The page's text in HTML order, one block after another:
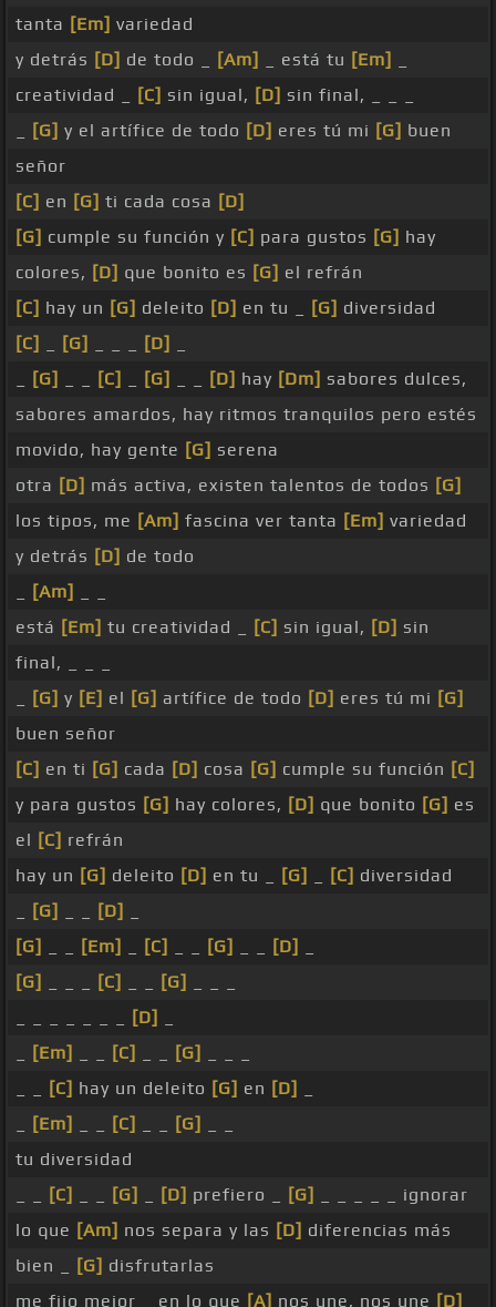
tanta [Em] variedad
y detrás [D] de todo _ [Am] _ está tu [Em]
creatividad _
[C] sin igual, [D] sin final, _ _ _
[G] y el artífice de todo [D] eres tú mi [G] buen
señor
[C] en [G] ti cada cosa [D]
[G] cumple su función y [C] para gustos [G] hay
colores, [D] que bonito es [G] el refrán
[C] hay un [G] deleito [D] en tu _ [G] diversidad
[C]
[G] [D]
[G] [C] [G] [D] hay [Dm] sabores dulces,
sabores amardos, hay ritmos tranquilos pero estés
movido, hay gente [G] serena
otra [D] más activa, existen talentos de todos [G]
los tipos, me [Am] fascina ver tanta [Em] variedad
y detrás [D] de todo
[Am]
está [Em] tu creatividad _ [C] sin igual, [D] sin
final, _ _ _
[G] y [E] el [G] artífice de todo [D] eres tú mi [G]
buen señor
[C] en ti [G] cada [D] cosa [G] cumple su función [C]
y para gustos [G] hay colores, [D] que bonito [G] es
el [C] refrán
hay un [G] deleito [D] en tu _ [G] [C] diversidad
[G] [D]
[G]
[Em] [C] [G] [D]
[G]
[C] [G]
[D]
[Em] [C] [G]
[C] hay un deleito [G] en [D]
[Em] [C] [G]
tu diversidad
[C] [G] [D] prefiero _ [G]
_ _ _ _ _ ignorar
lo que [Am] nos separa y las [D] diferencias más
bien _
[G] disfrutarlas
me fijo mejor _ en lo que [A] nos une, nos une [D]